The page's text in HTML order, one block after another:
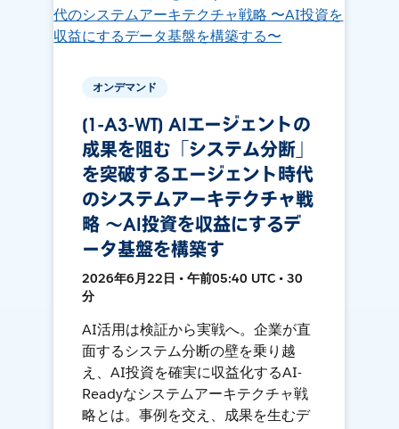
オンデマンド
[1-A3-WT] AIエージェントの
成果を阻む「システム分断」
を突破するエージェント時代
のシステムアーキテクチャ戦
略 〜AI投資を収益にするデ
ータ基盤を構築す
2026年6月22日 • 午前05:40 UTC • 30
分
AI活用は検証から実戦へ。企業が直
面するシステム分断の壁を乗り越
え、AI投資を確実に収益化するAI-
Readyなシステムアーキテクチャ戦
略とは。事例を交え、成果を生むデ